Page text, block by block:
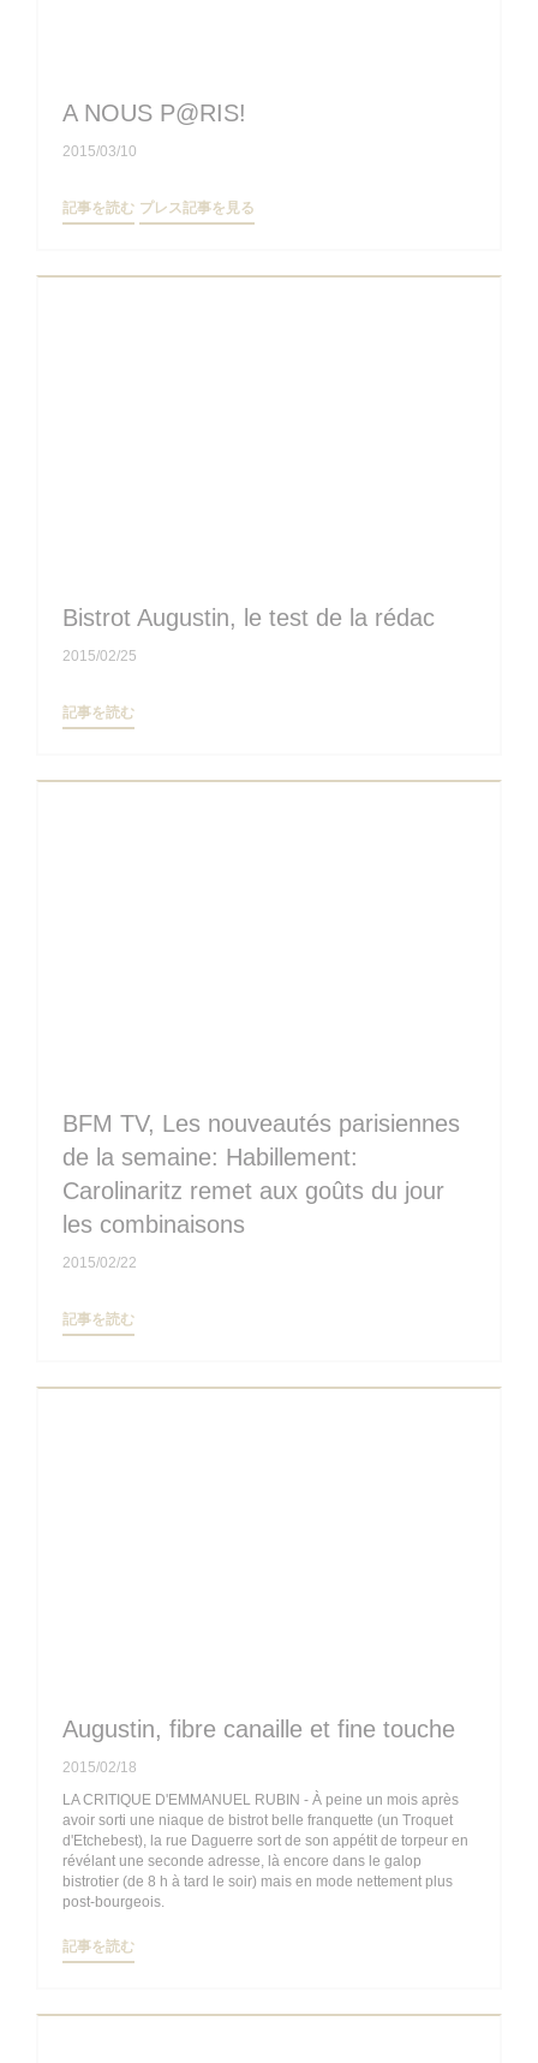
A NOUS P@RIS!
2015/03/10
記事を読む((新しいウィンドウで開きます))
プレス記事を見る
Bistrot Augustin, le test de la rédac
2015/02/25
記事を読む((新しいウィンドウで開きます))
BFM TV, Les nouveautés parisiennes
de la semaine: Habillement:
Carolinaritz remet aux goûts du jour
les combinaisons
2015/02/22
記事を読む((新しいウィンドウで開きます))
Augustin, fibre canaille et fine touche
2015/02/18
LA CRITIQUE D'EMMANUEL RUBIN - À peine un mois après
avoir sorti une niaque de bistrot belle franquette (un Troquet
d'Etchebest), la rue Daguerre sort de son appétit de torpeur en
révélant une seconde adresse, là encore dans le galop
bistrotier (de 8 h à tard le soir) mais en mode nettement plus
post-bourgeois.
記事を読む((新しいウィンドウで開きます))